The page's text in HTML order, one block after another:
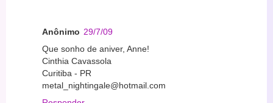
Anônimo 29/7/09
Que sonho de aniver, Anne!
Cinthia Cavassola
Curitiba - PR
metal_nightingale@hotmail.com